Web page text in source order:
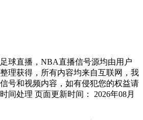
足球直播，NBA直播信号源均由用户
理获得，所有内容均来自互联网，我
号和视频内容，如有侵犯您的权益请
间处理 页面更新时间： 2026年08月